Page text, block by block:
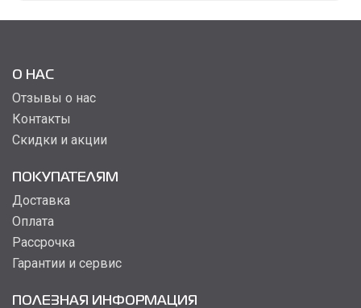
О НАС
Отзывы о нас
Контакты
Скидки и акции
ПОКУПАТЕЛЯМ
Доставка
Оплата
Рассрочка
Гарантии и сервис
ПОЛЕЗНАЯ ИНФОРМАЦИЯ